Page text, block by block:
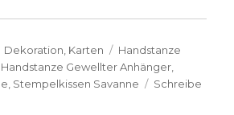
Kategorien
Dekoration Karten Schlagwörter
Handstanze
Handstanze Gewellter Anhänger
Stempelkissen Savanne
Schreibe